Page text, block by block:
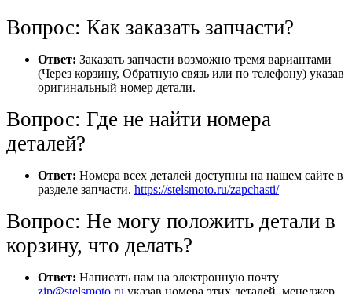
Вопрос: Как заказать запчасти?
Ответ: Заказать запчасти возможно тремя вариантами
(Через корзину, Обратную связь или по телефону) указав
оригинальный номер детали.
Вопрос: Где не найти номера
деталей?
Ответ: Номера всех деталей доступны на нашем сайте в
разделе запчасти. https://stelsmoto.ru/zapchasti/
Вопрос: Не могу положить детали в
корзину, что делать?
Ответ: Написать нам на электронную почту
zip@stelsmoto.ru указав номера этих деталей, менеджер